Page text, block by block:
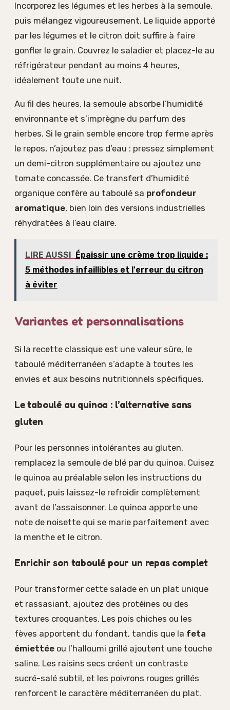
Incorporez les légumes et les herbes à la semoule,
puis mélangez vigoureusement. Le liquide apporté
par les légumes et le citron doit suffire à faire
gonfler le grain. Couvrez le saladier et placez-le au
réfrigérateur pendant au moins 4 heures,
idéalement toute une nuit.
Au fil des heures, la semoule absorbe l’humidité
environnante et s’imprègne du parfum des
herbes. Si le grain semble encore trop ferme après
le repos, n’ajoutez pas d’eau : pressez simplement
un demi-citron supplémentaire ou ajoutez une
tomate concassée. Ce transfert d’humidité
organique confère au taboulé sa profondeur
aromatique, bien loin des versions industrielles
réhydratées à l’eau claire.
LIRE AUSSI Épaissir une crème trop liquide :
5 méthodes infaillibles et l'erreur du citron
à éviter
Variantes et personnalisations
Si la recette classique est une valeur sûre, le
taboulé méditerranéen s’adapte à toutes les
envies et aux besoins nutritionnels spécifiques.
Le taboulé au quinoa : l’alternative sans
gluten
Pour les personnes intolérantes au gluten,
remplacez la semoule de blé par du quinoa. Cuisez
le quinoa au préalable selon les instructions du
paquet, puis laissez-le refroidir complètement
avant de l’assaisonner. Le quinoa apporte une
note de noisette qui se marie parfaitement avec
la menthe et le citron.
Enrichir son taboulé pour un repas complet
Pour transformer cette salade en un plat unique
et rassasiant, ajoutez des protéines ou des
textures croquantes. Les pois chiches ou les
fèves apportent du fondant, tandis que la feta
émiettée ou l’halloumi grillé ajoutent une touche
saline. Les raisins secs créent un contraste
sucré-salé subtil, et les poivrons rouges grillés
renforcent le caractère méditerranéen du plat.